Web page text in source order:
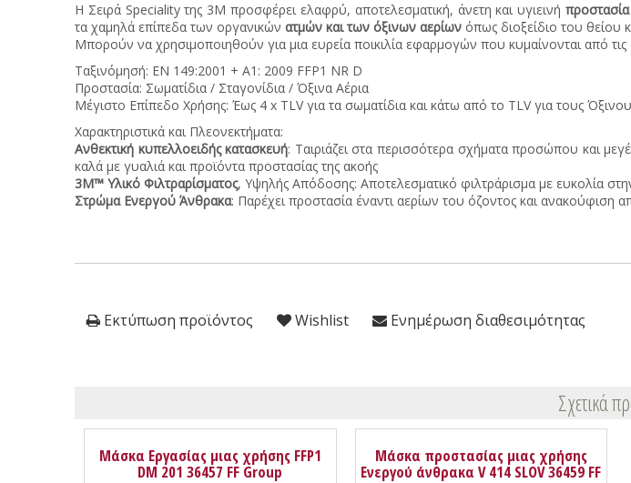
Η Σειρά Speciality της 3M προσφέρει ελαφρύ, αποτελεσματική, άνετη και υγιεινή προστασία
τα χαμηλά επίπεδα των οργανικών ατμών και των όξινων αερίων όπως διοξείδιο του θείου
Μπορούν να χρησιμοποιηθούν για μια ευρεία ποικιλία εφαρμογών που κυμαίνονται από
Ταξινόμησή: EN 149:2001 + A1: 2009 FFP1 NR D
Προστασία: Σωματίδια / Σταγονίδια / Όξινα Αέρια
Μέγιστο Επίπεδο Χρήσης: Έως 4 x TLV για τα σωματίδια και κάτω από το TLV για τους
Χαρακτηριστικά και Πλεονεκτήματα:
Ανθεκτική κυπελλοειδής κατασκευή: Ταιριάζει στα περισσότερα σχήματα προσώπου και
καλά με γυαλιά και προϊόντα προστασίας της ακοής
3M™ Υλικό Φιλτραρίσματος, Υψηλής Απόδοσης: Αποτελεσματικό φιλτράρισμα με ευκολία
Στρώμα Ενεργού Άνθρακα: Παρέχει προστασία έναντι αερίων του όζοντος και
Εκτύπωση προϊόντος Wishlist Ενημέρωση διαθεσιμότητας
Σχετικά
Μάσκα Εργασίας μιας χρήσης FFP1
DM 201 36457 FF Group
Μάσκα προστασίας μιας χρήσης
Ενεργού άνθρακα V 414 SLOV 36459 FF